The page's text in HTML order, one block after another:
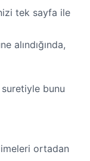
tek sayfa ile
alındığında,
bunu
ortadan